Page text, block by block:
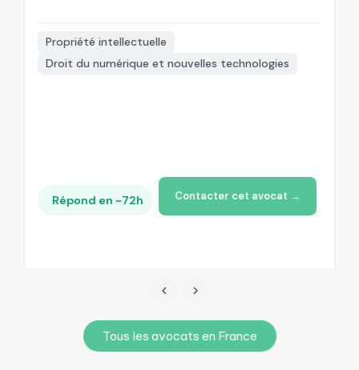
Propriété intellectuelle
Droit du numérique et nouvelles technologies
Répond en ~72h Contacter cet avocat →
Tous les avocats en France